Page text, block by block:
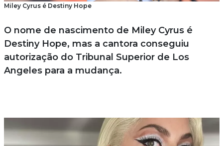
Miley Cyrus é Destiny Hope
O nome de nascimento de Miley Cyrus é
Destiny Hope, mas a cantora conseguiu
autorização do Tribunal Superior de Los
Angeles para a mudança.